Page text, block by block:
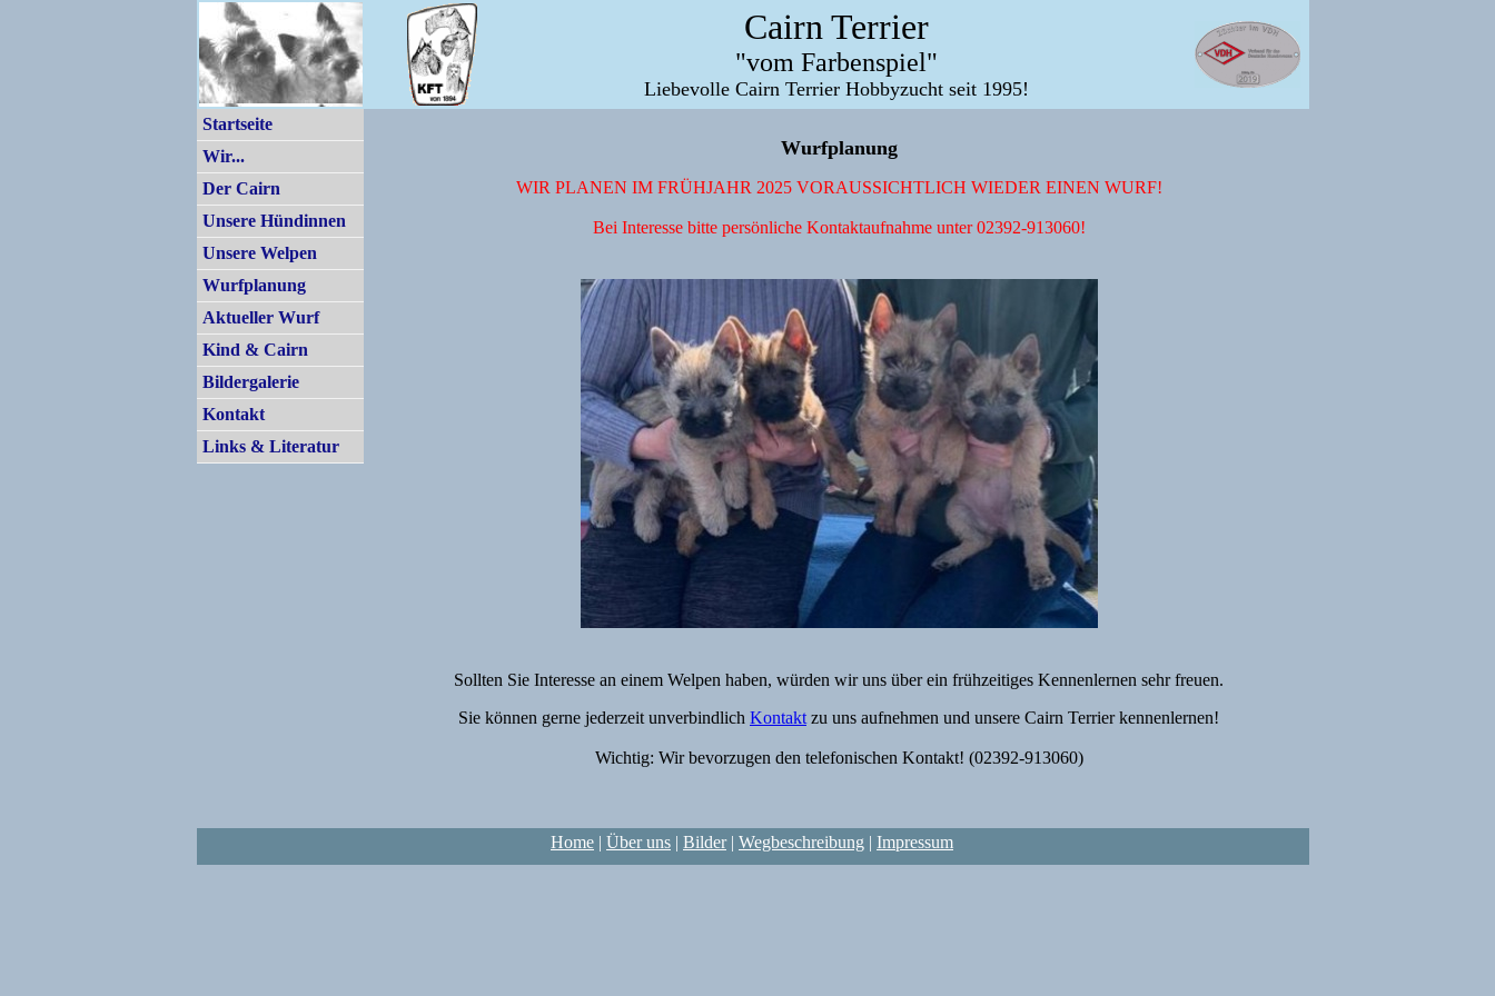
Cairn Terrier
"vom Farbenspiel"
Liebevolle Cairn Terrier Hobbyzucht seit 1995!
Startseite
Wir...
Der Cairn
Unsere Hündinnen
Unsere Welpen
Wurfplanung
Aktueller Wurf
Kind & Cairn
Bildergalerie
Kontakt
Links & Literatur
Wurfplanung
WIR PLANEN IM FRÜHJAHR 2025 VORAUSSICHTLICH WIEDER EINEN WURF!
Bei Interesse bitte persönliche Kontaktaufnahme unter 02392-913060!
Sollten Sie Interesse an einem Welpen haben, würden wir uns über ein frühzeitiges Kennenlernen sehr freuen.
Sie können gerne jederzeit unverbindlich Kontakt zu uns aufnehmen und unsere Cairn Terrier kennenlernen!
Wichtig: Wir bevorzugen den telefonischen Kontakt! (02392-913060)
Home | Über uns | Bilder| Wegbeschreibung | Impressum